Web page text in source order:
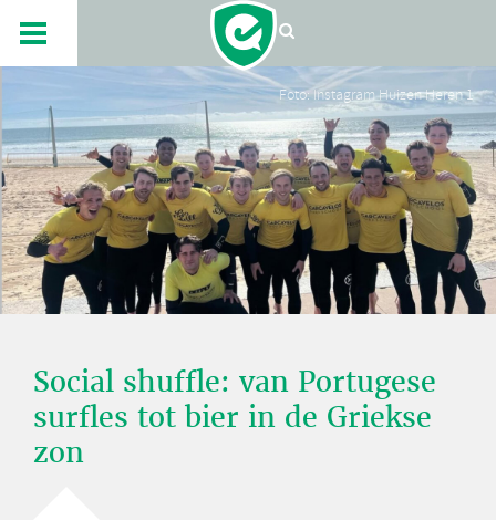
Foto: Instagram Huizen Heren 1
Social shuffle: van Portugese
surfles tot bier in de Griekse
zon